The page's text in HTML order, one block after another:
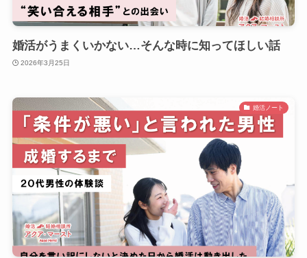
婚活がうまくいかない…そんな時に知ってほしい話
2026年3月25日
婚活ノート